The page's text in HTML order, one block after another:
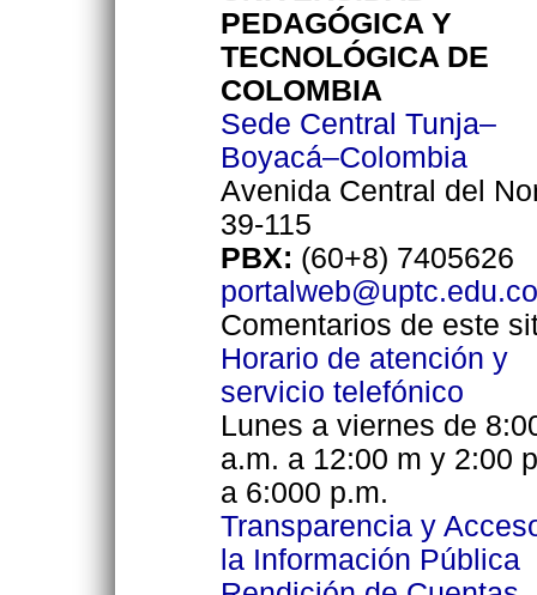
PEDAGÓGICA Y
TECNOLÓGICA DE
COLOMBIA
Sede Central Tunja–
Boyacá–Colombia
Avenida Central del
39-115
PBX: (60+8) 7405626
portalweb@uptc.edu.co
Comentarios de este
Horario de atención y
servicio telefónico
Lunes a viernes de
a.m. a 12:00 m y 2:00
a 6:000 p.m.
Transparencia y
la Información Pública